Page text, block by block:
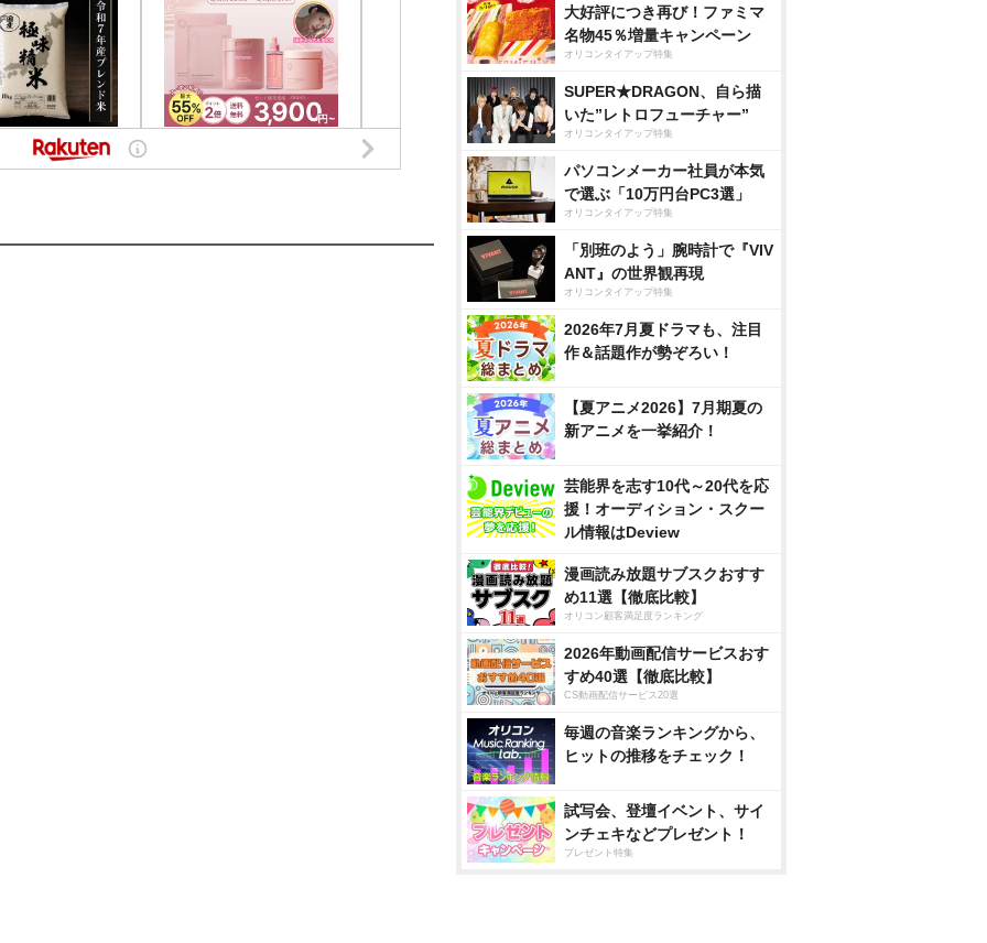
大好評につき再び！ファミマ
名物45％増量キャンペーン
オリコンタイアップ特集
SUPER★DRAGON、自ら描
いた”レトロフューチャー”
オリコンタイアップ特集
パソコンメーカー社員が本気
で選ぶ「10万円台PC3選」
オリコンタイアップ特集
「別班のよう」腕時計で『VIV
ANT』の世界観再現
オリコンタイアップ特集
2026年7月夏ドラマも、注目
作＆話題作が勢ぞろい！
【夏アニメ2026】7月期夏の
新アニメを一挙紹介！
芸能界を志す10代～20代を応
援！オーディション・スクー
ル情報はDeview
漫画読み放題サブスクおすす
め11選【徹底比較】
オリコン顧客満足度ランキング
2026年動画配信サービスおす
すめ40選【徹底比較】
CS動画配信サービス20選
毎週の音楽ランキングから、
ヒットの推移をチェック！
試写会、登壇イベント、サイ
ンチェキなどプレゼント！
プレゼント特集